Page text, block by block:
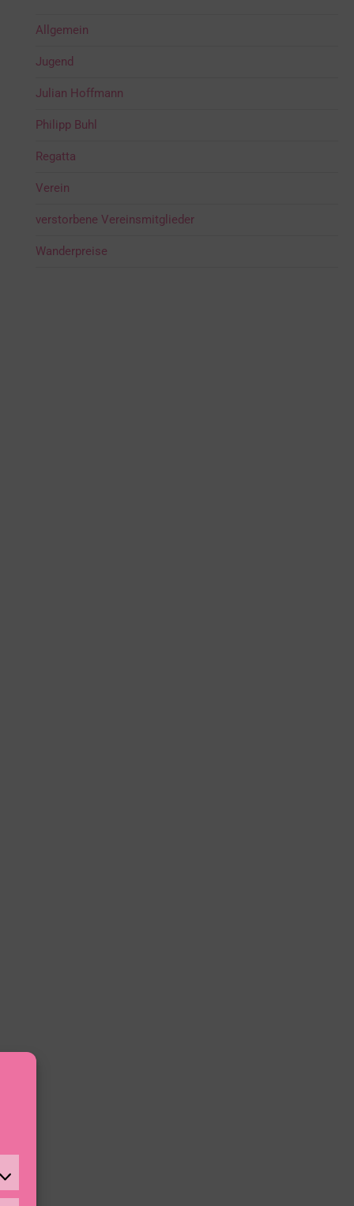
Allgemein
Jugend
Julian Hoffmann
Philipp Buhl
Regatta
Verein
verstorbene Vereinsmitglieder
Wanderpreise